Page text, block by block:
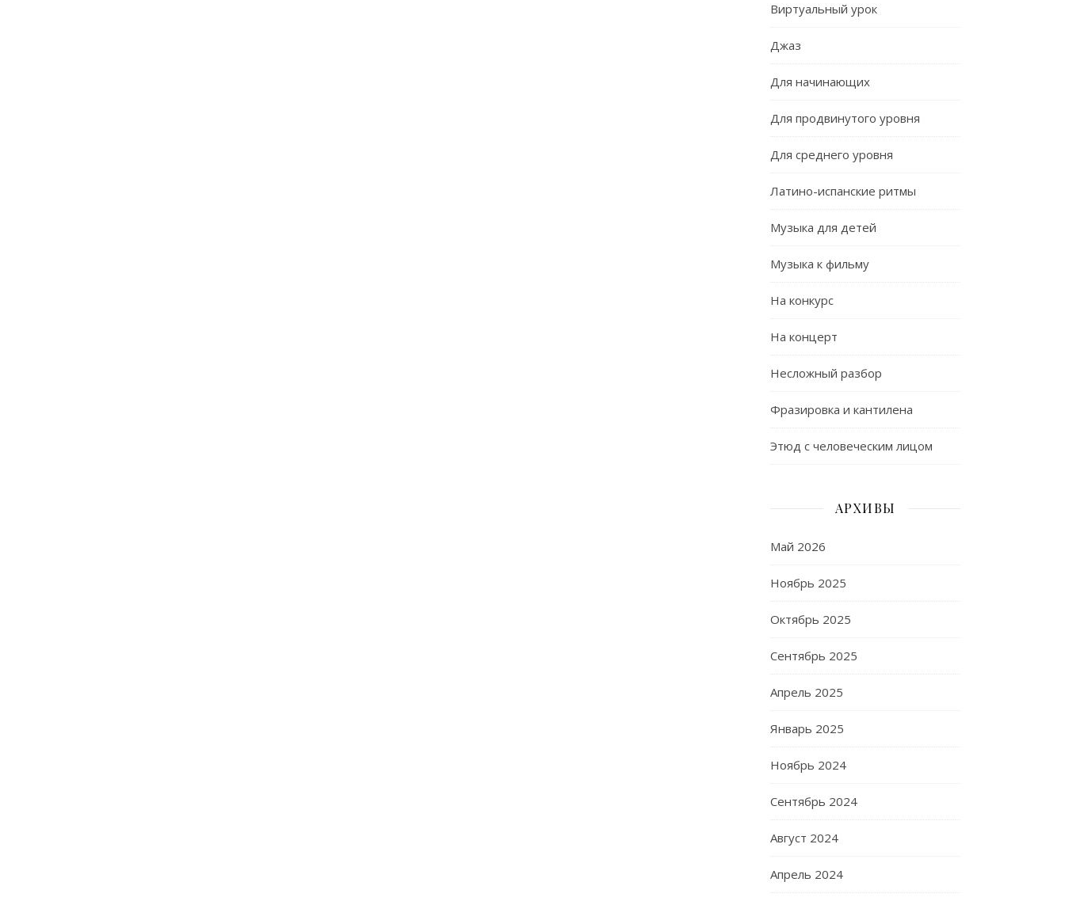
Виртуальный урок
Джаз
Для начинающих
Для продвинутого уровня
Для среднего уровня
Латино-испанские ритмы
Музыка для детей
Музыка к фильму
На конкурс
На концерт
Несложный разбор
Фразировка и кантилена
Этюд с человеческим лицом
АРХИВЫ
Май 2026
Ноябрь 2025
Октябрь 2025
Сентябрь 2025
Апрель 2025
Январь 2025
Ноябрь 2024
Сентябрь 2024
Август 2024
Апрель 2024